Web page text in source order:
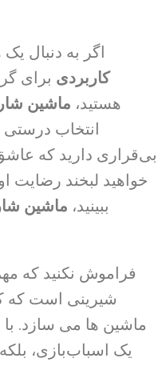
اگر به دنبال
کاربردی برای
هستید، ماشین
انتخاب درستی
بی‌قراری دارید که
خواهید لبخند رضایت
ببینید، ماشین
فراموش نکنید که
شیرینی است که
ماشین ها می سازد. با
یک اسباب‌بازی،